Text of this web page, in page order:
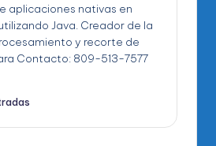
aplicaciones nativas en
Java. Creador de la
y recorte de
Contacto: 809-513-7577